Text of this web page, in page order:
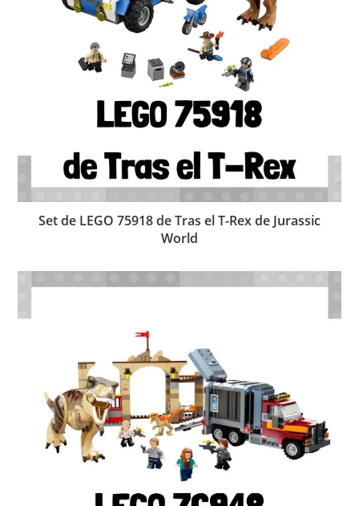
Set de LEGO 75918 de Tras el T-Rex de Jurassic
World